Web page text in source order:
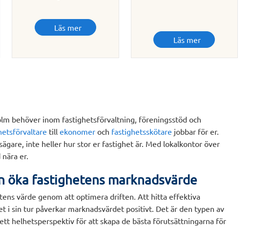
Läs mer
Läs mer
behöver inom fastighetsförvaltning, föreningsstöd och
till ekonomer och fastighetsskötare jobbar för er.
inte heller hur stor er fastighet är. Med lokalkontor över
er.
fastighetens marknadsvärde
värde genom att optimera driften. Att hitta effektiva
i sin tur påverkar marknadsvärdet positivt. Det är den typen av
helhetsperspektiv för att skapa de bästa förutsättningarna för